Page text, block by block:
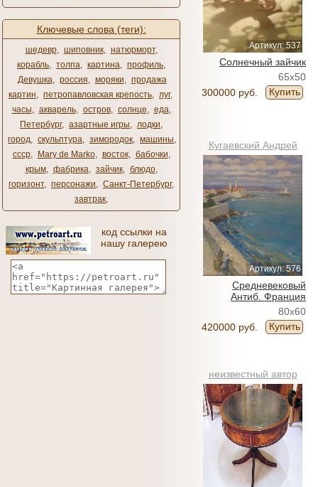
Ключевые слова (теги):
шедевр, шиповник, натюрморт,
корабль, толпа, картина, профиль,
Девушка, россия, моряки, продажа
картин, петропавловская крепость, луг,
часы, акварель, остров, солнце, еда,
Петербург, азартные игры, лодки,
город, скульптура, зимородок, машины,
ссср, Mary de Marko, восток, бабочки,
крым, фабрика, зайчик, блюдо,
горизонт, персонажи, Санкт-Петербург,
завтрак,
код ссылки на
нашу галерею
Артикул: 537
Солнечный зайчик
65x50
300000 руб.
Купить
Кугаевский Андрей
Артикул: 576
Средневековый
Антиб. Франция
80x60
420000 руб.
Купить
неизвестный автор